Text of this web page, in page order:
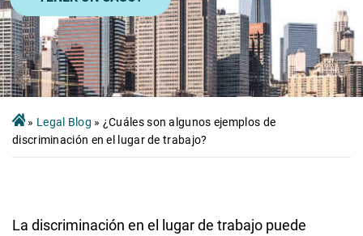
» Legal Blog » ¿Cuáles son algunos ejemplos de
discriminación en el lugar de trabajo?
La discriminación en el lugar de trabajo puede